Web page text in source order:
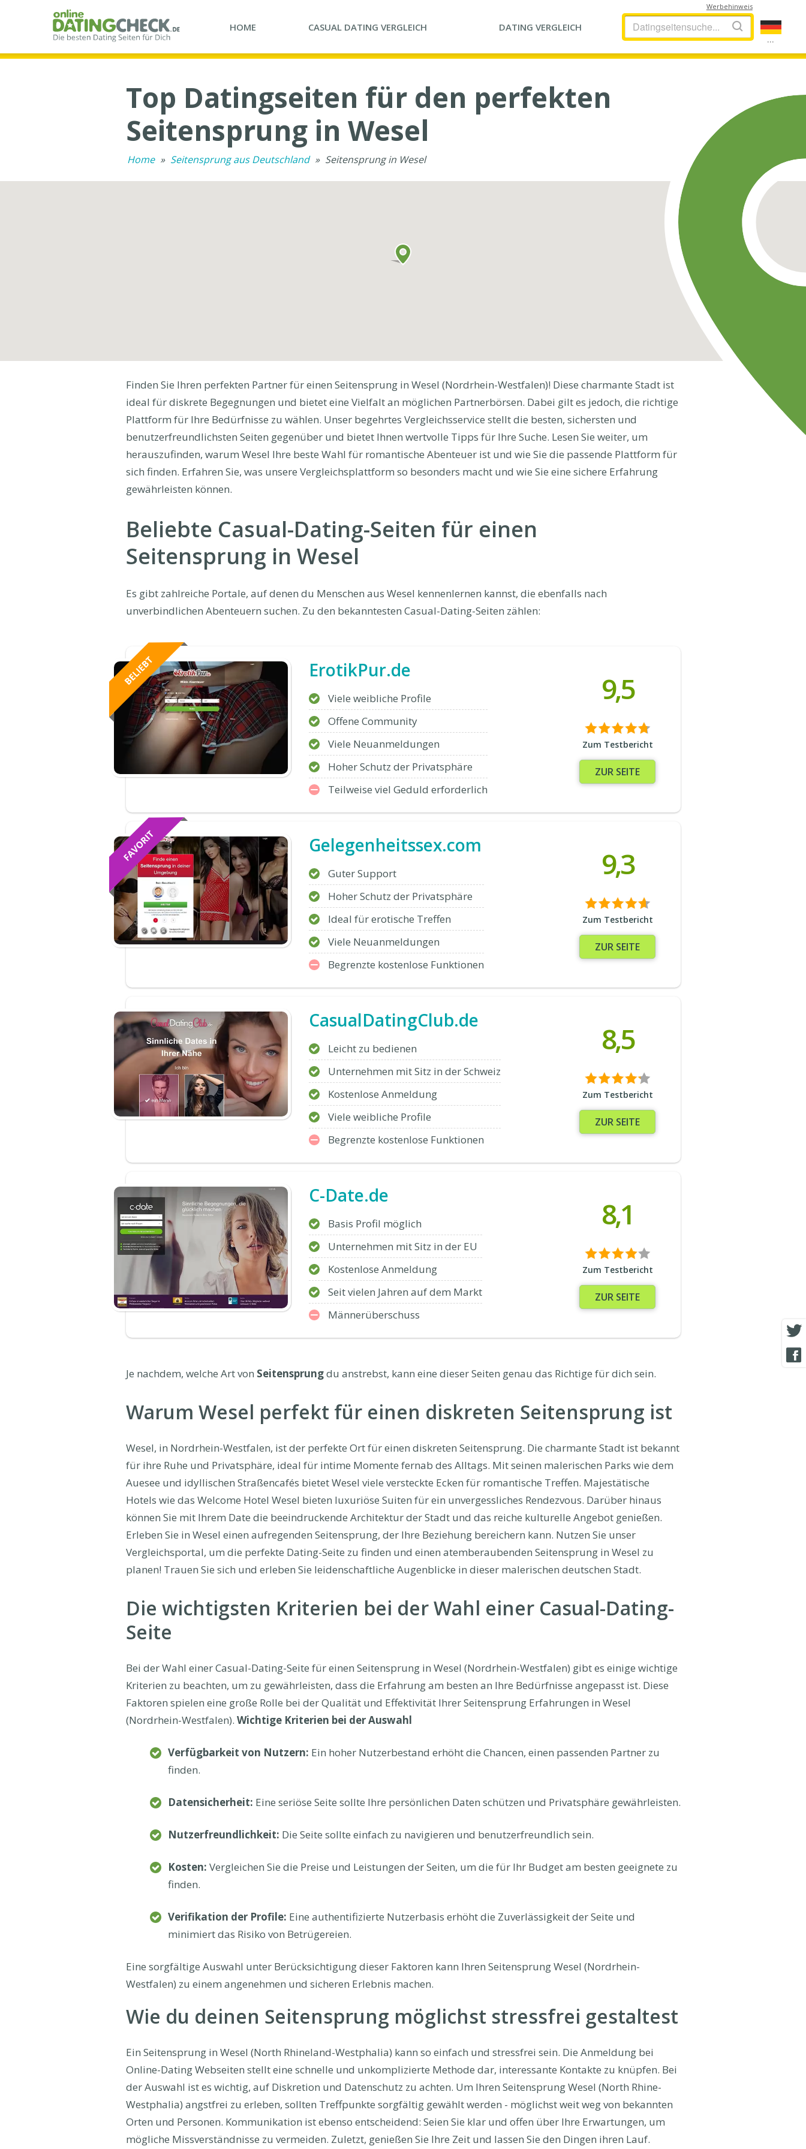
HOME CASUAL DATING VERGLEICH DATING VERGLEICH
...
Werbehinweis
Top Datingseiten für den perfekten
Seitensprung in Wesel
Home » Seitensprung aus Deutschland » Seitensprung in Wesel
Finden Sie Ihren perfekten Partner für einen Seitensprung in Wesel (Nordrhein-Westfalen)! Diese charmante Stadt ist
ideal für diskrete Begegnungen und bietet eine Vielfalt an möglichen Partnerbörsen. Dabei gilt es jedoch, die richtige
Plattform für Ihre Bedürfnisse zu wählen. Unser begehrtes Vergleichsservice stellt die besten, sichersten und
benutzerfreundlichsten Seiten gegenüber und bietet Ihnen wertvolle Tipps für Ihre Suche. Lesen Sie weiter, um
herauszufinden, warum Wesel Ihre beste Wahl für romantische Abenteuer ist und wie Sie die passende Plattform für
sich finden. Erfahren Sie, was unsere Vergleichsplattform so besonders macht und wie Sie eine sichere Erfahrung
gewährleisten können.
Beliebte Casual-Dating-Seiten für einen
Seitensprung in Wesel
Es gibt zahlreiche Portale, auf denen du Menschen aus Wesel kennenlernen kannst, die ebenfalls nach
unverbindlichen Abenteuern suchen. Zu den bekanntesten Casual-Dating-Seiten zählen:
ErotikPur.de
Viele weibliche Profile
Offene Community
Viele Neuanmeldungen
Hoher Schutz der Privatsphäre
Teilweise viel Geduld erforderlich
9,5
Zum Testbericht
ZUR SEITE
Gelegenheitssex.com
Guter Support
Hoher Schutz der Privatsphäre
Ideal für erotische Treffen
Viele Neuanmeldungen
Begrenzte kostenlose Funktionen
9,3
Zum Testbericht
ZUR SEITE
CasualDatingClub.de
Leicht zu bedienen
Unternehmen mit Sitz in der Schweiz
Kostenlose Anmeldung
Viele weibliche Profile
Begrenzte kostenlose Funktionen
8,5
Zum Testbericht
ZUR SEITE
C-Date.de
Basis Profil möglich
Unternehmen mit Sitz in der EU
Kostenlose Anmeldung
Seit vielen Jahren auf dem Markt
Männerüberschuss
8,1
Zum Testbericht
ZUR SEITE
Je nachdem, welche Art von Seitensprungdu anstrebst, kann eine dieser Seiten genau das Richtige für dich sein.
Warum Wesel perfekt für einen diskreten Seitensprung ist
Wesel, in Nordrhein-Westfalen, ist der perfekte Ort für einen diskreten Seitensprung. Die charmante Stadt ist bekannt
für ihre Ruhe und Privatsphäre, ideal für intime Momente fernab des Alltags. Mit seinen malerischen Parks wie dem
Auesee und idyllischen Straßencafés bietet Wesel viele versteckte Ecken für romantische Treffen. Majestätische
Hotels wie das Welcome Hotel Wesel bieten luxuriöse Suiten für ein unvergessliches Rendezvous. Darüber hinaus
können Sie mit Ihrem Date die beeindruckende Architektur der Stadt und das reiche kulturelle Angebot genießen.
Erleben Sie in Wesel einen aufregenden Seitensprung, der Ihre Beziehung bereichern kann. Nutzen Sie unser
Vergleichsportal, um die perfekte Dating-Seite zu finden und einen atemberaubenden Seitensprung in Wesel zu
planen! Trauen Sie sich und erleben Sie leidenschaftliche Augenblicke in dieser malerischen deutschen Stadt.
Die wichtigsten Kriterien bei der Wahl einer Casual-Dating-
Seite
Bei der Wahl einer Casual-Dating-Seite für einen Seitensprung in Wesel (Nordrhein-Westfalen) gibt es einige wichtige
Kriterien zu beachten, um zu gewährleisten, dass die Erfahrung am besten an Ihre Bedürfnisse angepasst ist. Diese
Faktoren spielen eine große Rolle bei der Qualität und Effektivität Ihrer Seitensprung Erfahrungen in Wesel
(Nordrhein-Westfalen). Wichtige Kriterien bei der Auswahl
Verfügbarkeit von Nutzern: Ein hoher Nutzerbestand erhöht die Chancen, einen passenden Partner zu
finden.
Datensicherheit: Eine seriöse Seite sollte Ihre persönlichen Daten schützen und Privatsphäre gewährleisten.
Nutzerfreundlichkeit: Die Seite sollte einfach zu navigieren und benutzerfreundlich sein.
Kosten: Vergleichen Sie die Preise und Leistungen der Seiten, um die für Ihr Budget am besten geeignete zu
finden.
Verifikation der Profile: Eine authentifizierte Nutzerbasis erhöht die Zuverlässigkeit der Seite und
minimiert das Risiko von Betrügereien.
Eine sorgfältige Auswahl unter Berücksichtigung dieser Faktoren kann Ihren Seitensprung Wesel (Nordrhein-
Westfalen) zu einem angenehmen und sicheren Erlebnis machen.
Wie du deinen Seitensprung möglichst stressfrei gestaltest
Ein Seitensprung in Wesel (North Rhineland-Westphalia) kann so einfach und stressfrei sein. Die Anmeldung bei
Online-Dating Webseiten stellt eine schnelle und unkomplizierte Methode dar, interessante Kontakte zu knüpfen. Bei
der Auswahl ist es wichtig, auf Diskretion und Datenschutz zu achten. Um Ihren Seitensprung Wesel (North Rhine-
Westphalia) angstfrei zu erleben, sollten Treffpunkte sorgfältig gewählt werden - möglichst weit weg von bekannten
Orten und Personen. Kommunikation ist ebenso entscheidend: Seien Sie klar und offen über Ihre Erwartungen, um
mögliche Missverständnisse zu vermeiden. Zuletzt, genießen Sie Ihre Zeit und lassen Sie den Dingen ihren Lauf.